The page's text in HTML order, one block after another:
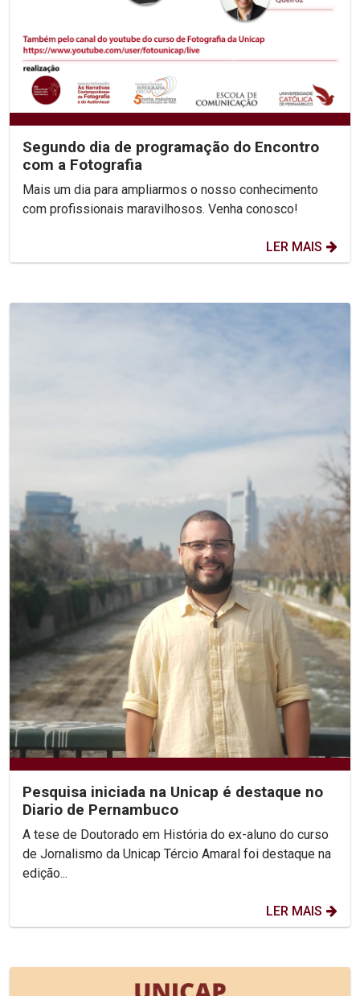
Segundo dia de programação do Encontro
com a Fotografia
Mais um dia para ampliarmos o nosso conhecimento
com profissionais maravilhosos. Venha conosco!
LER MAIS
Pesquisa iniciada na Unicap é destaque no
Diario de Pernambuco
A tese de Doutorado em História do ex-aluno do curso
de Jornalismo da Unicap Tércio Amaral foi destaque na
edição...
LER MAIS